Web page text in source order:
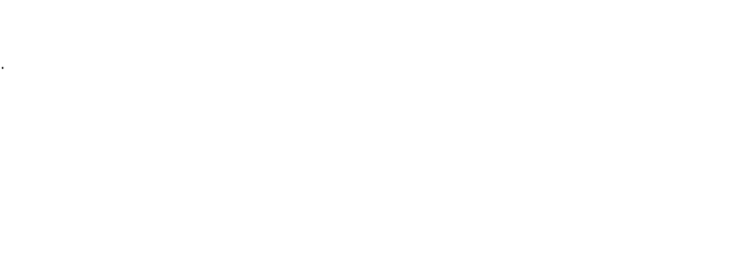
نشرت منصة «صفحة